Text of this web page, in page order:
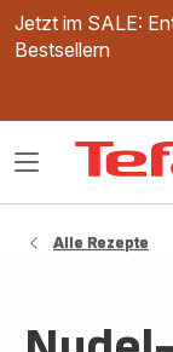
Jetzt im SALE:
Bestsellern
Das
Alle Rezepte